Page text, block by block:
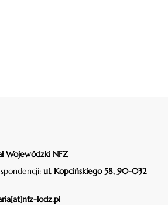
Wojewódzki NFZ
ul. Kopcińskiego 58, 90-032
lodz.pl